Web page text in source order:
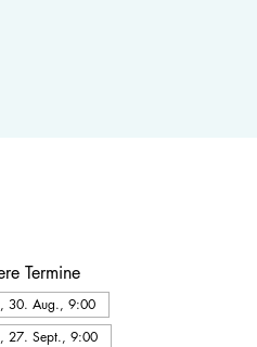
Termine
30. Aug., 9:00
27. Sept., 9:00